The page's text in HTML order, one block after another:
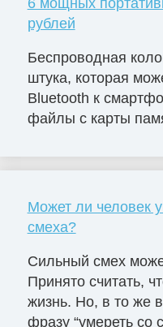
6 мощных
рублей
Беспроводная
штука, которая
Bluetooth к
файлы с карты
Может ли человек
смеха?
Сильный смех
Принято считать,
жизнь. Но, в то же
фразу “умереть со